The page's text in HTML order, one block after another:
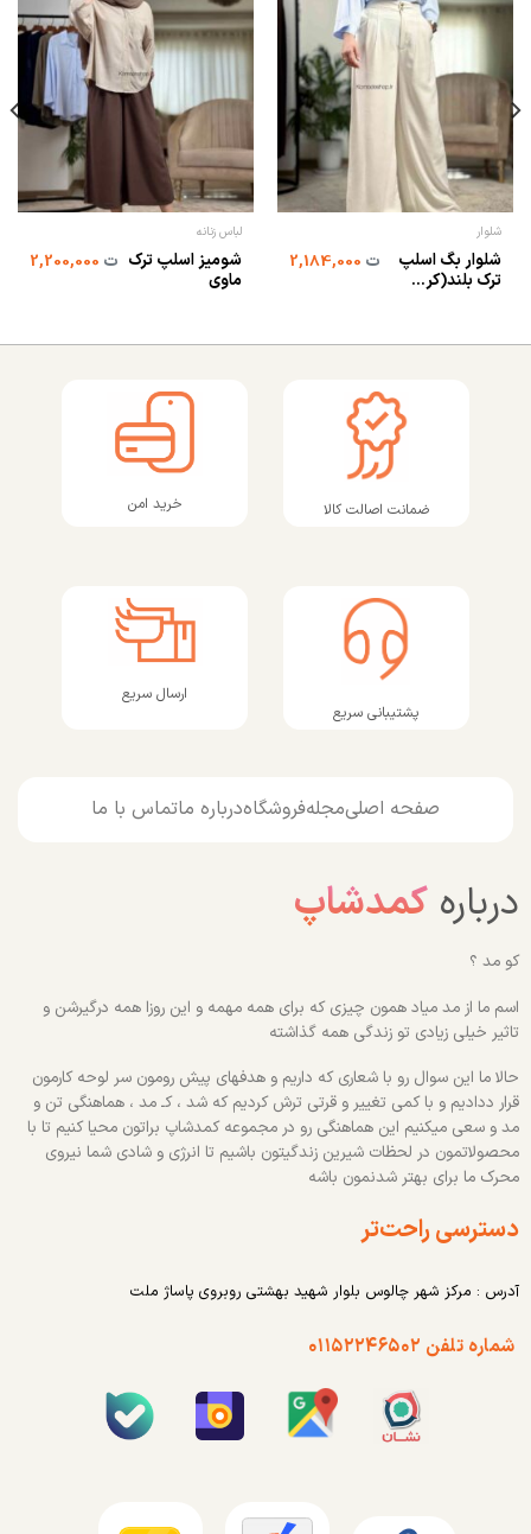
شلوار
شلوار بگ اسلپ
ترک بلند(کر...
ت2,184,000
لباس زنانه
شومیز اسلپ ترک
ماوی
ت2,200,000
ضمانت اصالت کالا خرید امن
پشتیبانی سریع
ارسال سریع
صفحه اصلیمجلهفروشگاهدرباره ماتماس با ما
درباره کمدشاپ
کو مد ؟
اسم ما از مد میاد همون چیزی که برای همه مهمه و این روزا همه درگیرشن و
تاثیر خیلی زیادی تو زندگی همه گذاشته
حالا ما این سوال رو با شعاری که داریم و هدفهای پیش رومون سر لوحه کارمون
قرار ددادیم و با کمی تغییر و قرتی ترش کردیم که شد ، کـ مد ، هماهنگی تن و
مد و سعی میکنیم این هماهنگی رو در مجموعه کمدشاپ براتون محیا کنیم تا با
محصولاتمون در لحظات شیرین زندگیتون باشیم تا انرژی و شادی شما نیروی
محرک ما برای بهتر شدنمون باشه
دسترسی راحت‌تر
آدرس : مرکز شهر چالوس بلوار شهید بهشتی روبروی پاساژ ملت
شماره تلفن ۰۱۱۵۲۲۴۶۵۰۲